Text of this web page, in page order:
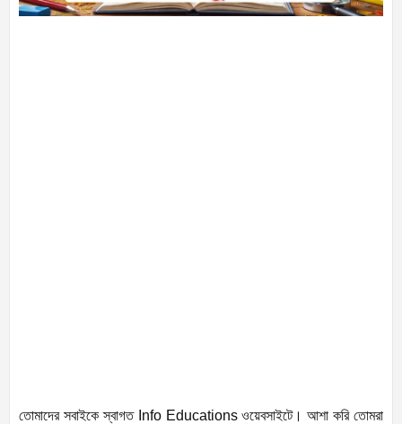
তোমাদের সবাইকে স্বাগত Info Educations ওয়েবসাইটে। আশা করি তোমরা